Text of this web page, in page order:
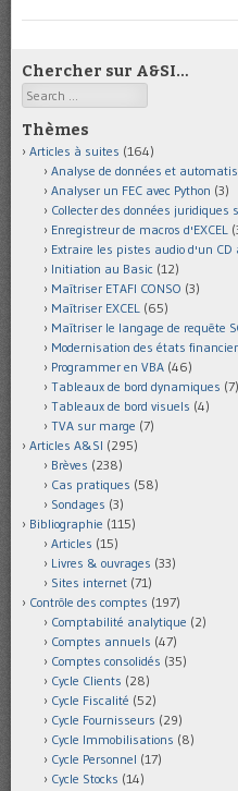
Chercher sur A&SI…
Search
Thèmes
Articles à suites (164)
Analyse de données et
Analyser un FEC avec Python (3)
Collecter des données juridiques
Enregistreur de macros d'EXCEL
Extraire les pistes audio d'un CD
Initiation au Basic (12)
Maîtriser ETAFI CONSO (3)
Maîtriser EXCEL (65)
Maîtriser le langage de requête
Modernisation des états
Programmer en VBA (46)
Tableaux de bord dynamiques (7)
Tableaux de bord visuels (4)
TVA sur marge (7)
Articles A&SI (295)
Brèves (238)
Cas pratiques (58)
Sondages (3)
Bibliographie (115)
Articles (15)
Livres & ouvrages (33)
Sites internet (71)
Contrôle des comptes (197)
Comptabilité analytique (2)
Comptes annuels (47)
Comptes consolidés (35)
Cycle Clients (28)
Cycle Fiscalité (52)
Cycle Fournisseurs (29)
Cycle Immobilisations (8)
Cycle Personnel (17)
Cycle Stocks (14)